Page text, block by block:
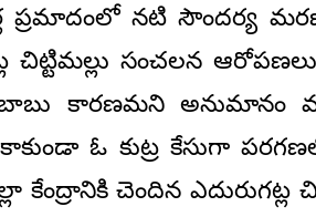
ప్రమాదంలో నటి సౌందర్య
చిట్టిమల్లు సంచలన
కారణమని అనుమానం
ఓ కుట్ర కేసుగా
కేంద్రానికి చెందిన ఎదురుగట్ల